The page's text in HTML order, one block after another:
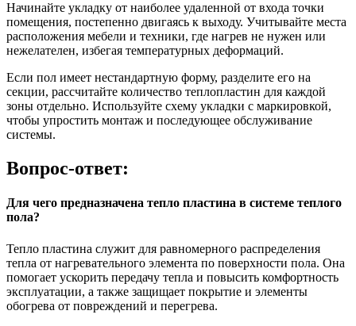
Начинайте укладку от наиболее удаленной от входа точки
помещения, постепенно двигаясь к выходу. Учитывайте места
расположения мебели и техники, где нагрев не нужен или
нежелателен, избегая температурных деформаций.
Если пол имеет нестандартную форму, разделите его на
секции, рассчитайте количество теплопластин для каждой
зоны отдельно. Используйте схему укладки с маркировкой,
чтобы упростить монтаж и последующее обслуживание
системы.
Вопрос-ответ:
Для чего предназначена тепло пластина в системе теплого
пола?
Тепло пластина служит для равномерного распределения
тепла от нагревательного элемента по поверхности пола. Она
помогает ускорить передачу тепла и повысить комфортность
эксплуатации, а также защищает покрытие и элементы
обогрева от повреждений и перегрева.